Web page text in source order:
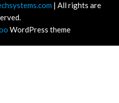
| All rights are
WordPress theme